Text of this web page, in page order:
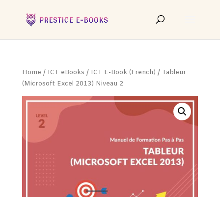
Home / ICT eBooks / ICT E-Book (French) / Tableur
(Microsoft Excel 2013) Niveau 2